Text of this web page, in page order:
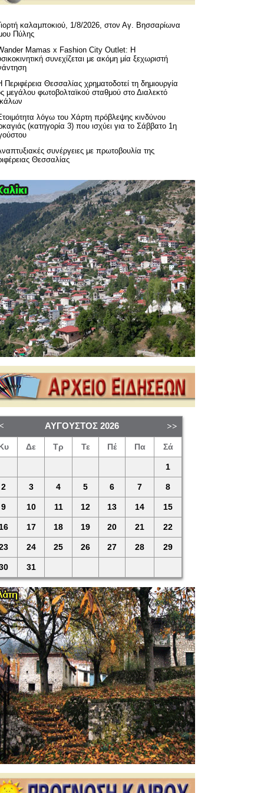
καλαμποκιού, 1/8/2026, στον Αγ. Βησσαρίωνα
Πύλης
Mamas x Fashion City Outlet: Η
συνεχίζεται με ακόμη μία ξεχωριστή
Περιφέρεια Θεσσαλίας χρηματοδοτεί τη δημιουργία
μεγάλου φωτοβολταϊκού σταθμού στο Διαλεκτό
λόγω του Χάρτη πρόβλεψης κινδύνου
(κατηγορία 3) που ισχύει για το Σάββατο 1η
συνέργειες με πρωτοβουλία της
Θεσσαλίας
ΑΎΓΟΥΣΤΟΣ 2026
Δε Τρ Τε Πέ Πα Σά
1
2 3 4 5 6 7 8
9 10 11 12 13 14 15
17 18 19 20 21 22
24 25 26 27 28 29
31